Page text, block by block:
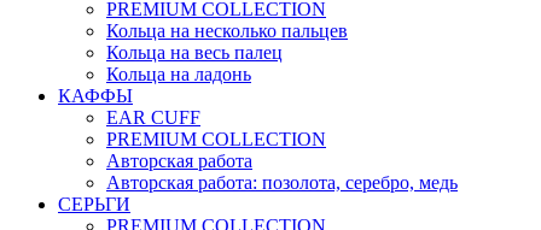
PREMIUM COLLECTION
Кольца на несколько пальцев
Кольца на весь палец
Кольца на ладонь
КАФФЫ
EAR CUFF
PREMIUM COLLECTION
Авторская работа
Авторская работа: позолота, серебро, медь
СЕРЬГИ
PREMIUM COLLECTION